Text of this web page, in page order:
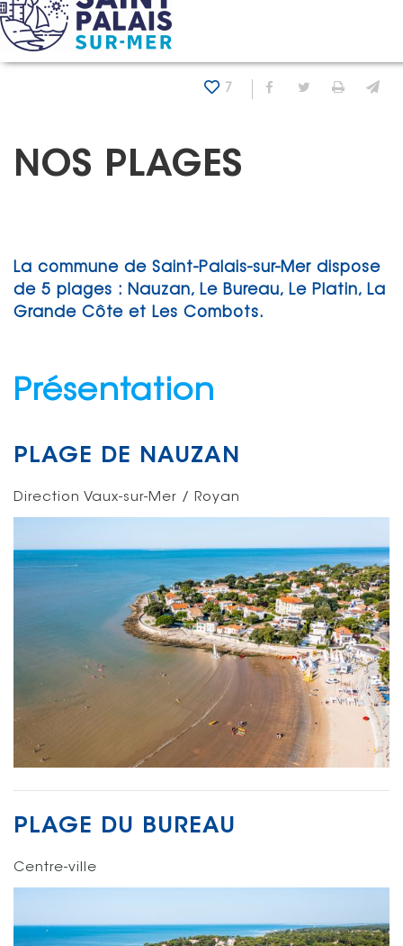
Panneau de gestion des cookies
Accueil Nos plages
7 Partager sur
Partager
NOS PLAGES
La commune de Saint-Palais-sur-Mer dispose
de 5 plages : Nauzan, Le Bureau, Le Platin, La
Grande Côte et Les Combots.
Présentation
PLAGE DE NAUZAN
Direction Vaux-sur-Mer / Royan
PLAGE DU BUREAU
Centre-ville